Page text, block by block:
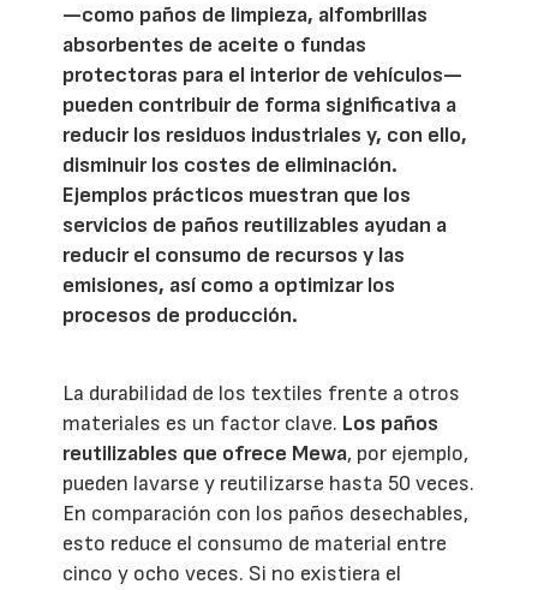
—como paños de limpieza, alfombrillas
absorbentes de aceite o fundas
protectoras para el interior de vehículos—
pueden contribuir de forma significativa a
reducir los residuos industriales y, con ello,
disminuir los costes de eliminación.
Ejemplos prácticos muestran que los
servicios de paños reutilizables ayudan a
reducir el consumo de recursos y las
emisiones, así como a optimizar los
procesos de producción.
La durabilidad de los textiles frente a otros
materiales es un factor clave. Los paños
reutilizables que ofrece Mewa, por ejemplo,
pueden lavarse y reutilizarse hasta 50 veces.
En comparación con los paños desechables,
esto reduce el consumo de material entre
cinco y ocho veces. Si no existiera el